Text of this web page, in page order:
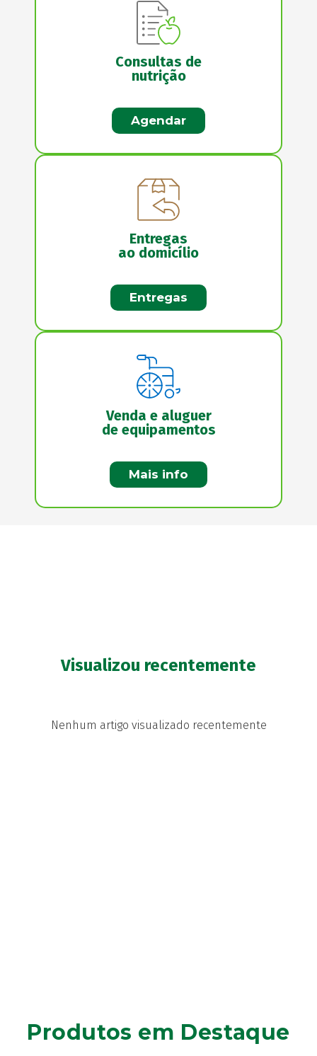
Consultas de
nutrição
Agendar
Entregas
ao domicílio
Entregas
Venda e aluguer
de equipamentos
Mais info
Visualizou recentemente
Nenhum artigo visualizado recentemente
Produtos em Destaque